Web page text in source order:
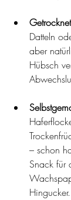
Datteln
aber
Hübsch
– schon
Snack für
Hingucker.